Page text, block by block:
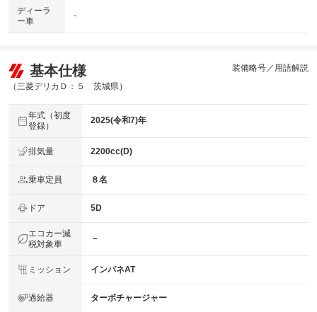
ディーラ
ー車
-
基本仕様
（三菱デリカＤ：５ 茨城県）
装備略号／用語解説
年式（初度
登録）
2025(令和7)年
排気量 2200cc(D)
乗車定員 ８名
ドア 5D
エコカー減
税対象車
－
ミッション インパネAT
過給器 ターボチャージャー